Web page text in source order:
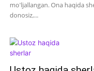
mo'ljallangan. Ona haqida
donosiz,...